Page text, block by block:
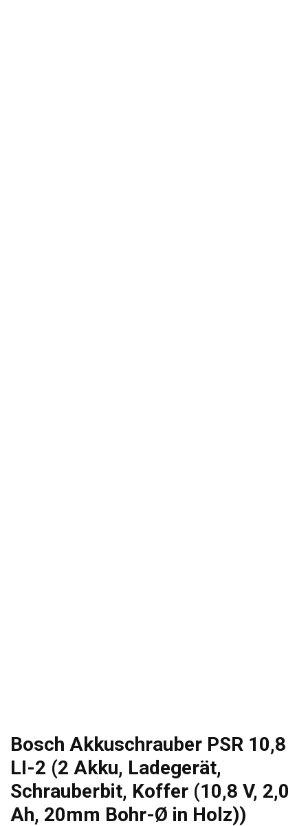
Bosch Akkuschrauber PSR 10,8
LI-2 (2 Akku, Ladegerät,
Schrauberbit, Koffer (10,8 V, 2,0
Ah, 20mm Bohr-Ø in Holz))